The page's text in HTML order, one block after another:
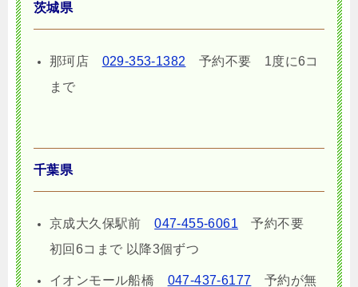
茨城県
那珂店 029-353-1382
予約不要 1度に6コ
まで
千葉県
京成大久保駅前047-455-6061 予約不要
初回6コまで 以降3個ずつ
イオンモール船橋 047-437-6177 予約が無